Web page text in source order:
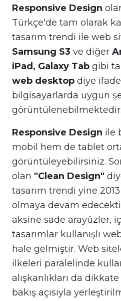
Responsive Design
Türkçe'de tam olarak
tasarım trendi ile web
Samsung S3 ve diğer
iPad, Galaxy Tab gibi
web desktop diye
bilgisayarlarda uygun
görüntülenebilmektedir.
Responsive Design ile
mobil hem de tablet
görüntüleyebilirsiniz.
olan "Clean Design"
tasarım trendi yine
olmaya devam
aksine sade arayüzler,
tasarımlar kullanışlı
hale gelmiştir. Web
ilkeleri paralelinde
alışkanlıkları da
bakış açısıyla